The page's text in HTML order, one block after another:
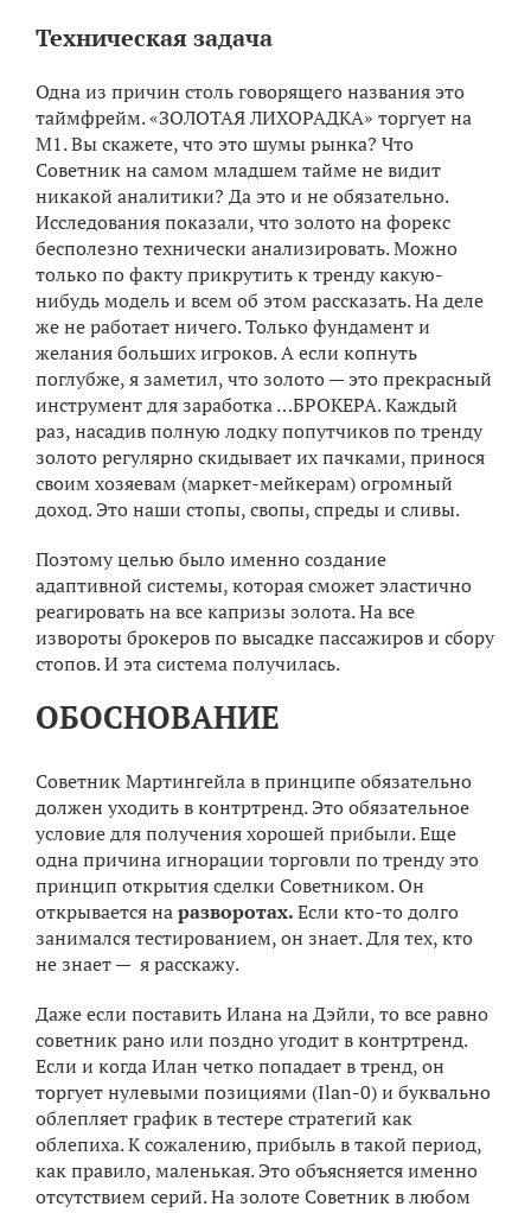
Техническая задача
Одна из причин столь говорящего названия это
таймфрейм. «ЗОЛОТАЯ ЛИХОРАДКА» торгует на
М1. Вы скажете, что это шумы рынка? Что
Советник на самом младшем тайме не видит
никакой аналитики? Да это и не обязательно.
Исследования показали, что золото на форекс
бесполезно технически анализировать. Можно
только по факту прикрутить к тренду какую-
нибудь модель и всем об этом рассказать. На деле
же не работает ничего. Только фундамент и
желания больших игроков. А если копнуть
поглубже, я заметил, что золото — это прекрасный
инструмент для заработка …БРОКЕРА. Каждый
раз, насадив полную лодку попутчиков по тренду
золото регулярно скидывает их пачками, принося
своим хозяевам (маркет-мейкерам) огромный
доход. Это наши стопы, свопы, спреды и сливы.
Поэтому целью было именно создание
адаптивной системы, которая сможет эластично
реагировать на все капризы золота. На все
извороты брокеров по высадке пассажиров и сбору
стопов. И эта система получилась.
ОБОСНОВАНИЕ
Советник Мартингейла в принципе обязательно
должен уходить в контртренд. Это обязательное
условие для получения хорошей прибыли. Еще
одна причина игнорации торговли по тренду это
принцип открытия сделки Советником. Он
открывается наразворотах.Если кто-то долго
занимался тестированием, он знает. Для тех, кто
не знает — я расскажу.
Даже если поставить Илана на Дэйли, то все равно
советник рано или поздно угодит в контртренд.
Если и когда Илан четко попадает в тренд, он
торгует нулевыми позициями (Ilan-0) и буквально
облепляет график в тестере стратегий как
облепиха. К сожалению, прибыль в такой период,
как правило, маленькая. Это объясняется именно
отсутствием серий. На золоте Советник в любом